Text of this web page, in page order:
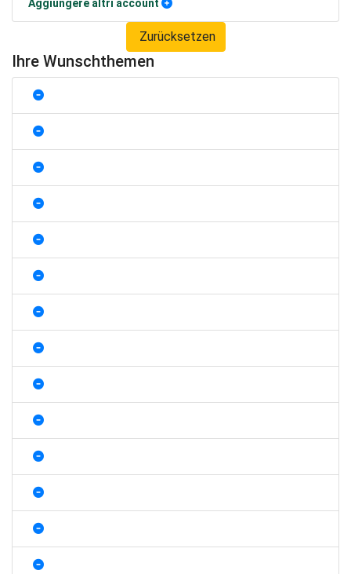
Aggiungere altri account
Zurücksetzen
Ihre Wunschthemen